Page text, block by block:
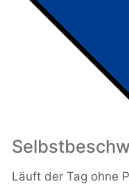
Läuft der Tag ohne